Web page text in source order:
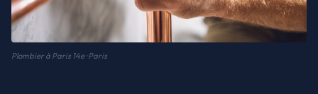
Plombier à Paris 14e · Paris